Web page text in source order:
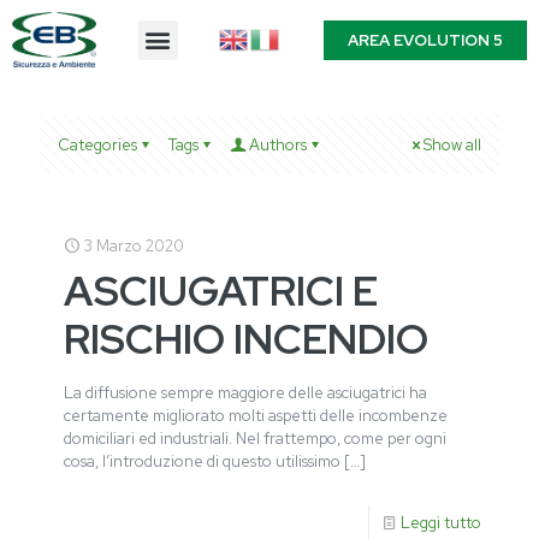
AREA EVOLUTION 5
Categories Tags Authors Show all
3 Marzo 2020
ASCIUGATRICI E
RISCHIO INCENDIO
La diffusione sempre maggiore delle asciugatrici ha
certamente migliorato molti aspetti delle incombenze
domiciliari ed industriali. Nel frattempo, come per ogni
cosa, l’introduzione di questo utilissimo […]
Leggi tutto